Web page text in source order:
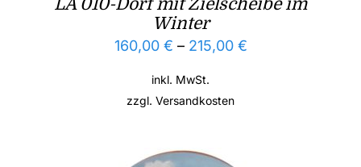
LA 010-Dorf mit Zielscheibe im
Winter
160,00 € – 215,00 €
inkl. MwSt.
zzgl. Versandkosten